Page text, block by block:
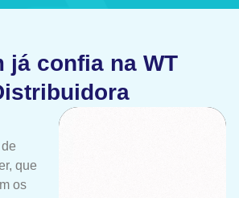
já confia na WT
que
os